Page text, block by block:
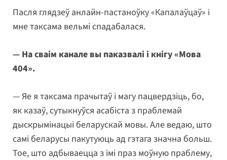
Пасля глядзеў анлайн-пастаноўку «Капалаўцаў» і
мне таксама вельмі спадабалася.
— На сваім канале вы паказвалі і кнігу «Мова
404».
— Яе я таксама прачытаў і магу пацвердзіць, бо,
як казаў, сутыкнуўся асабіста з праблемай
дыскрымінацыі беларускай мовы. Але ведаю, што
самі беларусы пакутуюць ад гэтага значна больш.
Тое, што адбываецца з імі праз моўную праблему,